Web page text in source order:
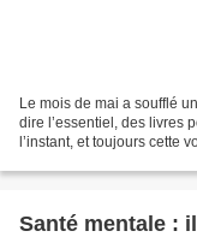
Le mois de mai a soufflé
dire l’essentiel, des livres
l’instant, et toujours cette
Santé mentale :